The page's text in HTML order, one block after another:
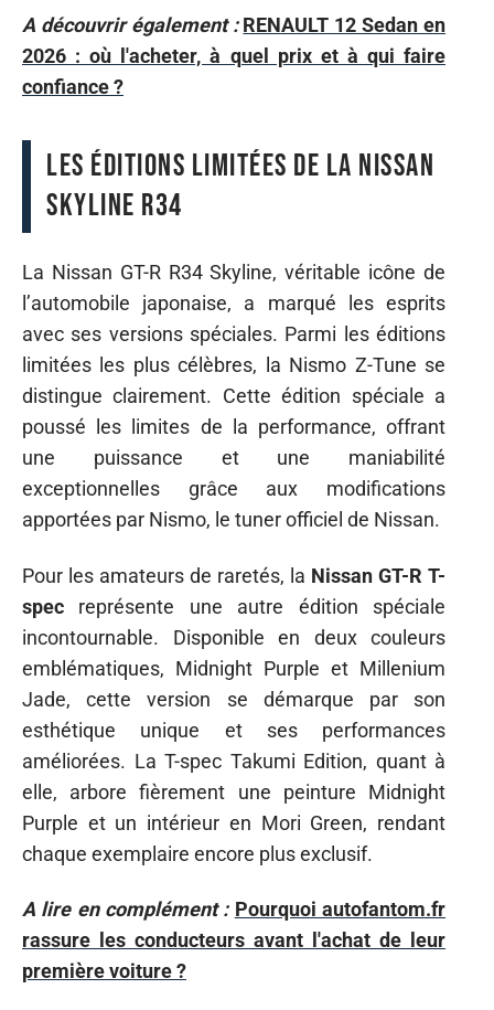
A découvrir également : RENAULT 12 Sedan en
2026 : où l'acheter, à quel prix et à qui faire
confiance ?
Les éditions limitées de la Nissan
Skyline R34
La Nissan GT-R R34 Skyline, véritable icône de
l’automobile japonaise, a marqué les esprits
avec ses versions spéciales. Parmi les éditions
limitées les plus célèbres, la Nismo Z-Tune se
distingue clairement. Cette édition spéciale a
poussé les limites de la performance, offrant
une puissance et une maniabilité
exceptionnelles grâce aux modifications
apportées par Nismo, le tuner officiel de Nissan.
Pour les amateurs de raretés, la Nissan GT-R T-
spec représente une autre édition spéciale
incontournable. Disponible en deux couleurs
emblématiques, Midnight Purple et Millenium
Jade, cette version se démarque par son
esthétique unique et ses performances
améliorées. La T-spec Takumi Edition, quant à
elle, arbore fièrement une peinture Midnight
Purple et un intérieur en Mori Green, rendant
chaque exemplaire encore plus exclusif.
A lire en complément : Pourquoi autofantom.fr
rassure les conducteurs avant l'achat de leur
première voiture ?